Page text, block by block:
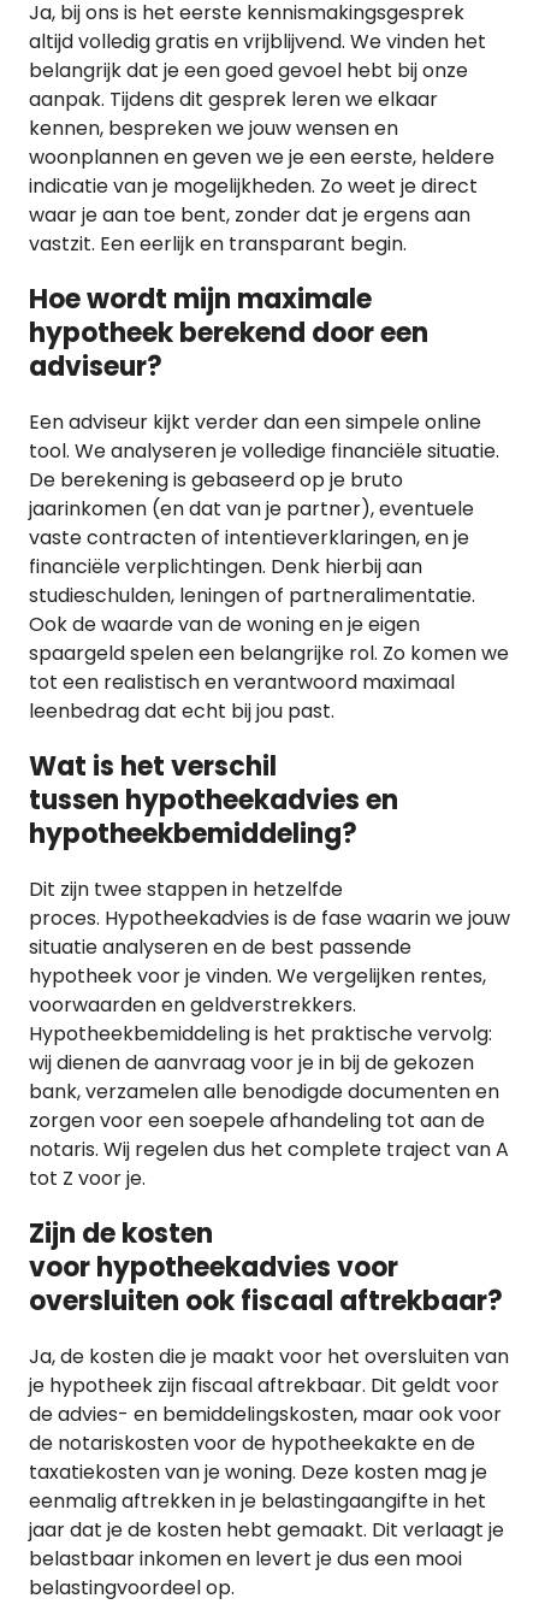
Ja, bij ons is het eerste kennismakingsgesprek
altijd volledig gratis en vrijblijvend. We vinden het
belangrijk dat je een goed gevoel hebt bij onze
aanpak. Tijdens dit gesprek leren we elkaar
kennen, bespreken we jouw wensen en
woonplannen en geven we je een eerste, heldere
indicatie van je mogelijkheden. Zo weet je direct
waar je aan toe bent, zonder dat je ergens aan
vastzit. Een eerlijk en transparant begin.
Hoe wordt mijn maximale
hypotheek berekend door een
adviseur?
Een adviseur kijkt verder dan een simpele online
tool. We analyseren je volledige financiële situatie.
De berekening is gebaseerd op je bruto
jaarinkomen (en dat van je partner), eventuele
vaste contracten of intentieverklaringen, en je
financiële verplichtingen. Denk hierbij aan
studieschulden, leningen of partneralimentatie.
Ook de waarde van de woning en je eigen
spaargeld spelen een belangrijke rol. Zo komen we
tot een realistisch en verantwoord maximaal
leenbedrag dat echt bij jou past.
Wat is het verschil
tussen hypotheekadvies en
hypotheekbemiddeling?
Dit zijn twee stappen in hetzelfde
proces. Hypotheekadvies is de fase waarin we jouw
situatie analyseren en de best passende
hypotheek voor je vinden. We vergelijken rentes,
voorwaarden en geldverstrekkers.
Hypotheekbemiddeling is het praktische vervolg:
wij dienen de aanvraag voor je in bij de gekozen
bank, verzamelen alle benodigde documenten en
zorgen voor een soepele afhandeling tot aan de
notaris. Wij regelen dus het complete traject van A
tot Z voor je.
Zijn de kosten
voor hypotheekadvies voor
oversluiten ook fiscaal aftrekbaar?
Ja, de kosten die je maakt voor het oversluiten van
je hypotheek zijn fiscaal aftrekbaar. Dit geldt voor
de advies- en bemiddelingskosten, maar ook voor
de notariskosten voor de hypotheekakte en de
taxatiekosten van je woning. Deze kosten mag je
eenmalig aftrekken in je belastingaangifte in het
jaar dat je de kosten hebt gemaakt. Dit verlaagt je
belastbaar inkomen en levert je dus een mooi
belastingvoordeel op.